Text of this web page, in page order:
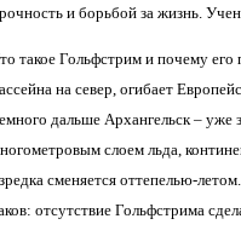
и борьбой за жизнь.
такое Гольфстрим и почему его
на север, огибает
дальше Архангельск –
слоем льда,
сменяется оттепелью-
отсутствие Гольфстрима